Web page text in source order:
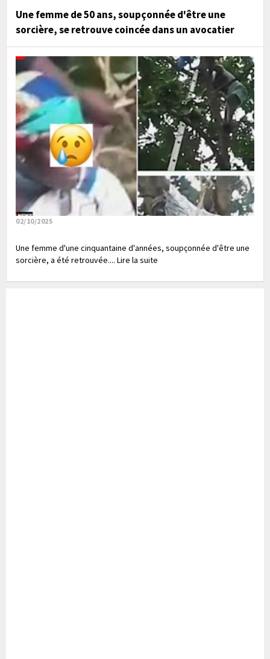
Une femme de 50 ans, soupçonnée d'être une
sorcière, se retrouve coincée dans un avocatier
02/10/2025
Une femme d'une cinquantaine d'années, soupçonnée d'être une
sorcière, a été retrouvée.... Lire la suite